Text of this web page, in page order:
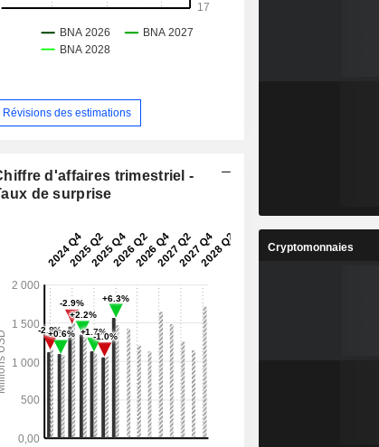
Révisions des estimations
d'affaires trimestriel -
de surprise
Cryptomonnaies